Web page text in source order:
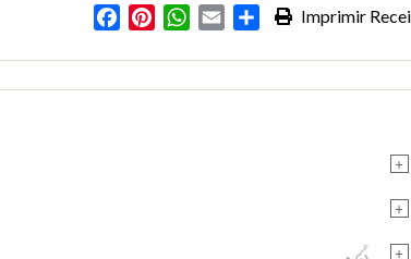
Imprimir
FacebookPinterestWhatsApp
Email Partilhar
+
+
+